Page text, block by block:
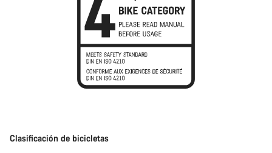
Clasificación de bicicletas